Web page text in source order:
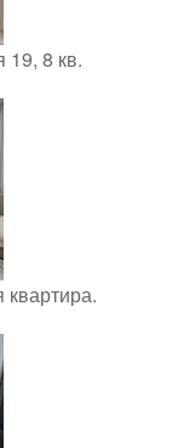
19, 8 кв.
квартира.